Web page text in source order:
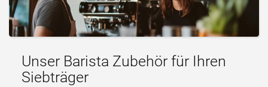
Unser Barista Zubehör für Ihren
Siebträger